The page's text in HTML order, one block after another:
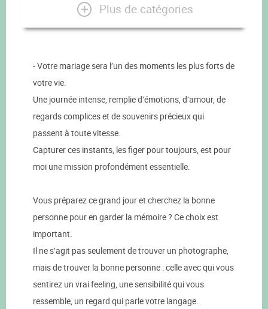
Plus de catégories
- Votre mariage sera l’un des moments les plus forts de
votre vie.
Une journée intense, remplie d’émotions, d’amour, de
regards complices et de souvenirs précieux qui
passent à toute vitesse.
Capturer ces instants, les figer pour toujours, est pour
moi une mission profondément essentielle.
Vous préparez ce grand jour et cherchez la bonne
personne pour en garder la mémoire ? Ce choix est
important.
Il ne s’agit pas seulement de trouver un photographe,
mais de trouver la bonne personne : celle avec qui vous
sentirez un vrai feeling, une sensibilité qui vous
ressemble, un regard qui parle votre langage.